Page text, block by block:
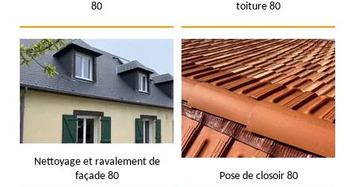
80
toiture 80
Nettoyage et ravalement de
façade 80
Pose de closoir 80